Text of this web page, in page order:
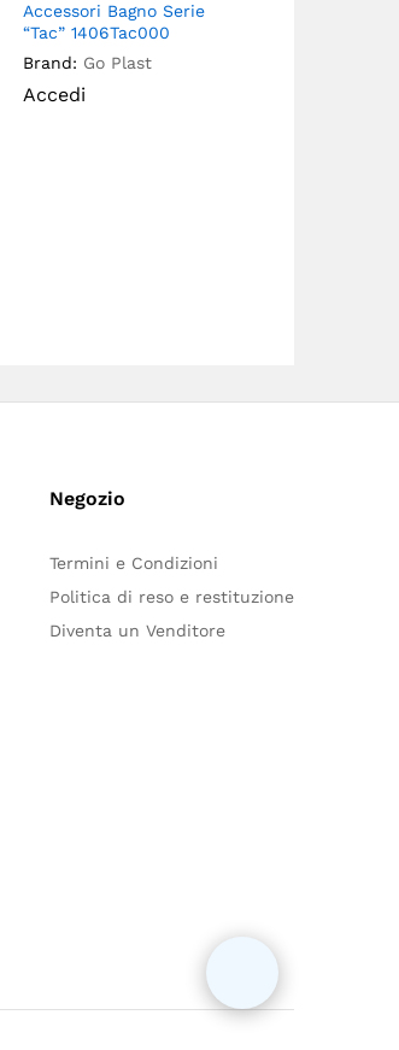
Accessori Bagno Serie
“Tac” 1406Tac000
Brand: Go Plast
Accedi
Negozio
Termini e Condizioni
Politica di reso e restituzione
Diventa un Venditore